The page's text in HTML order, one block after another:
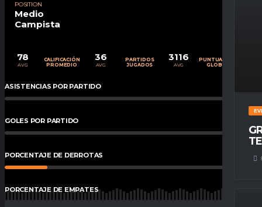
POSITION
Medio
Campista
78
AVG
CALIFICACIÓN
PROMEDIO
36
AVG
PARTIDOS
JUGADOS
3116
AVG
PUNTUACIÓN
GLOBAL
ASISTENCIAS POR PARTIDO
GOLES POR PARTIDO
PORCENTAJE DE DERROTAS %
PORCENTAJE DE EMPATES